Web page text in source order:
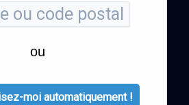
ou
moi automatiquement !